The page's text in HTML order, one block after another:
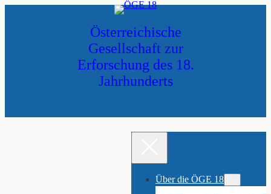
Österreichische
Gesellschaft zur
Erforschung des 18.
Jahrhunderts
Über die ÖGE 18